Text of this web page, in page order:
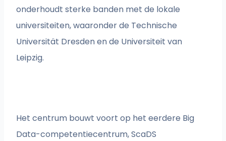
onderhoudt sterke banden met de lokale
universiteiten, waaronder de Technische
Universität Dresden en de Universiteit van
Leipzig.
Het centrum bouwt voort op het eerdere Big
Data-competentiecentrum, ScaDS